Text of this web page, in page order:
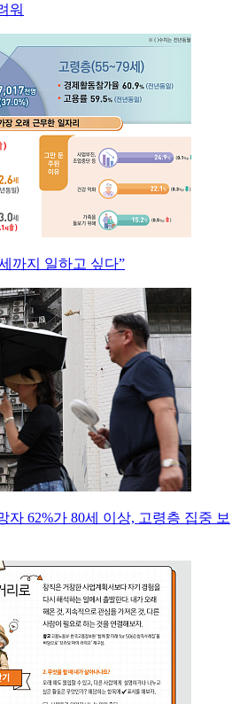
워
까지 일하고 싶다”
자 62%가 80세 이상, 고령층 집중 보